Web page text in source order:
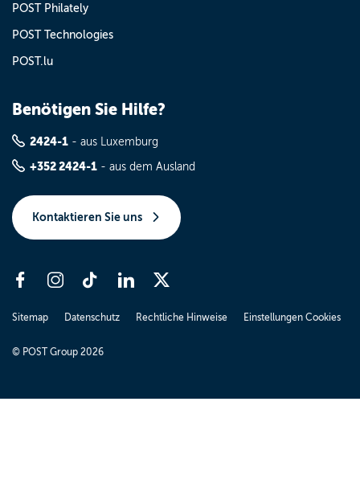
POST Philately
POST Technologies
POST.lu
Benötigen Sie Hilfe?
2424-1 - aus Luxemburg
+352 2424-1 - aus dem Ausland
Kontaktieren Sie uns
Sitemap Datenschutz Rechtliche Hinweise Einstellungen Cookies
© POST Group 2026